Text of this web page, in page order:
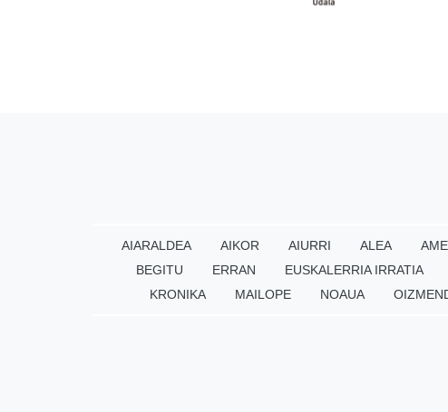
AIARALDEA AIKOR AIURRI ALEA
BEGITU
ERRAN EUSKALERRIA IRRATIA
KRONIKA
MAILOPE NOAUA